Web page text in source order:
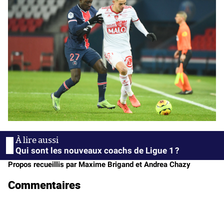
Qui sont les nouveaux coachs de Ligue 1 ?
Propos recueillis par Maxime Brigand et Andrea Chazy
Commentaires